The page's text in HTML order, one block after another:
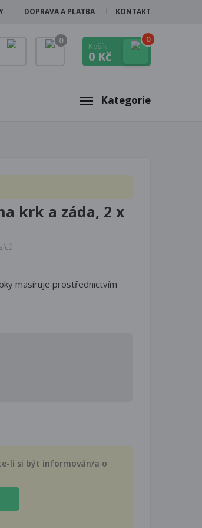
DOPRAVA A PLATBA KONTAKT
0
Košík
0 Kč
0
Kategorie
krk a záda, 2 x
masíruje prostřednictvím
li si být informován/a o